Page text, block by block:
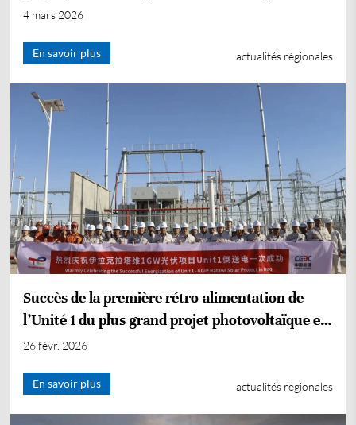
4 mars 2026
En savoir plus actualités régionales
Succès de la première rétro-alimentation de
l’Unité 1 du plus grand projet photovoltaïque en
Irak
26 févr. 2026
En savoir plus actualités régionales